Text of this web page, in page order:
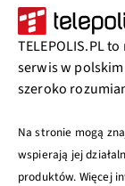
TELEPOLIS.PL
serwis w
szeroko
Na stronie mogą
wspierają jej
produktów. Więcej